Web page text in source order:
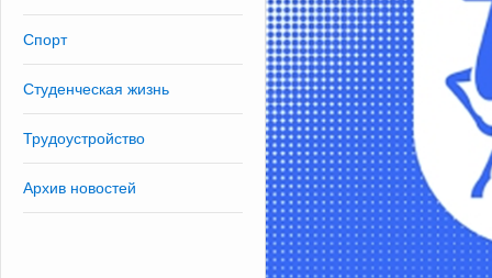
Спорт
Студенческая жизнь
Трудоустройство
Архив новостей